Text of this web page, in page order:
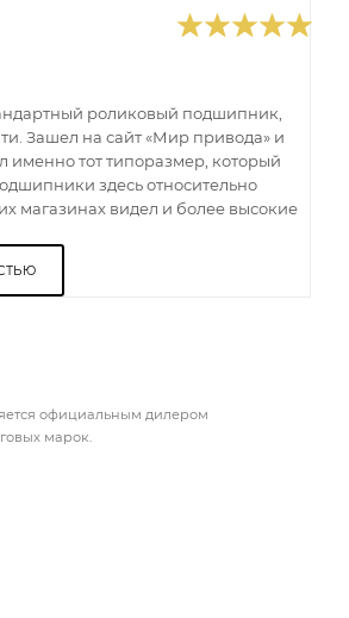
роликовый подшипник,
Зашел на сайт «Мир привода» и
именно тот типоразмер, который
здесь относительно
магазинах видел и более высокие
официальным дилером
марок.